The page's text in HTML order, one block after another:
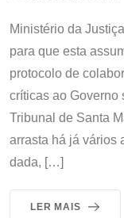
Ministério da
para que esta
protocolo de
críticas ao Governo
Tribunal de Santa
arrasta há já vários
dada, […]
LER MAIS